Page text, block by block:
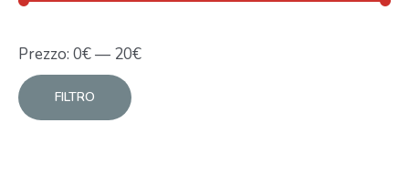
FILTRO
Prezzo: 0€— 20€